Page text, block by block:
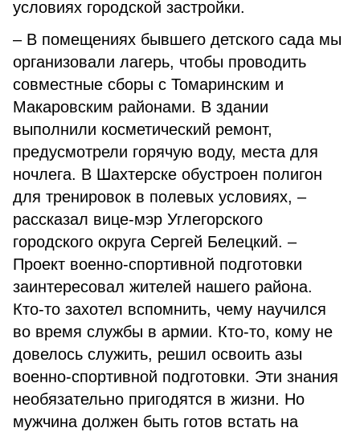
условиях городской застройки.
– В помещениях бывшего детского сада мы
организовали лагерь, чтобы проводить
совместные сборы с Томаринским и
Макаровским районами. В здании
выполнили косметический ремонт,
предусмотрели горячую воду, места для
ночлега. В Шахтерске обустроен полигон
для тренировок в полевых условиях, –
рассказал вице-мэр Углегорского
городского округа Сергей Белецкий. –
Проект военно-спортивной подготовки
заинтересовал жителей нашего района.
Кто-то захотел вспомнить, чему научился
во время службы в армии. Кто-то, кому не
довелось служить, решил освоить азы
военно-спортивной подготовки. Эти знания
необязательно пригодятся в жизни. Но
мужчина должен быть готов встать на